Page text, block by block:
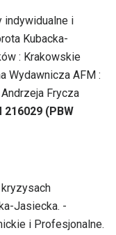
indywidualne i
Kubacka-
: Krakowskie
Wydawnicza AFM :
Frycza
216029 (PBW
Jasiecka. -
i Profesjonalne.